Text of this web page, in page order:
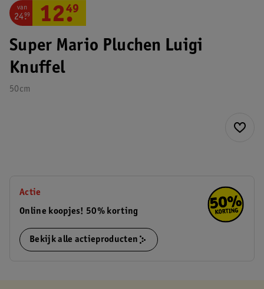
Super Mario Pluchen Luigi
Knuffel
50cm
van
24.
99 12.
49
Actie
Online koopjes! 50% korting
Bekijk alle actieproducten